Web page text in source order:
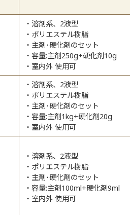
溶剤系、2液型
ポリエステル樹脂
主剤･硬化剤のセット
容量:主剤250g+硬化剤10g
室内外 使用可
溶剤系、2液型
ポリエステル樹脂
主剤･硬化剤のセット
容量:主剤1kg+硬化剤20g
室内外 使用可
溶剤系、2液型
ポリエステル樹脂
主剤･硬化剤のセット
容量:主剤100ml+硬化剤9ml
室内外 使用可